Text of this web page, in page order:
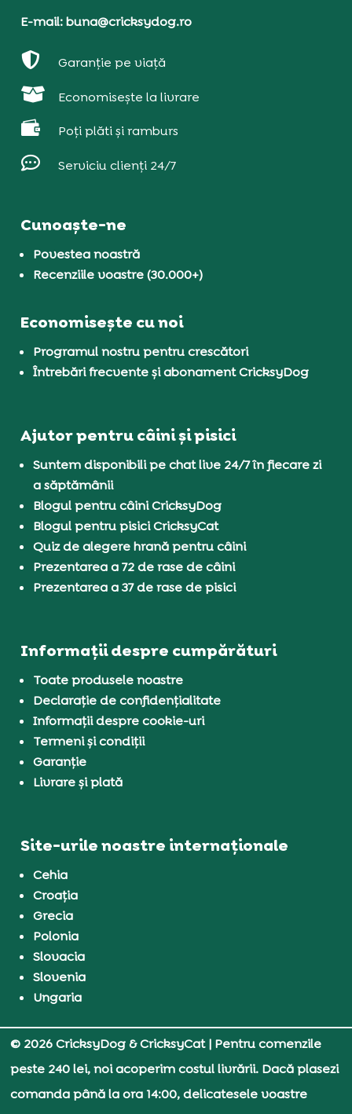
E-mail: buna@cricksydog.ro
 Garanție pe viață
 Economisește la livrare
 Poți plăti și ramburs
 Serviciu clienți 24/7
Cunoaște-ne
Povestea noastră
Recenziile voastre (30.000+)
Economisește cu noi
Programul nostru pentru crescători
Întrebări frecvente și abonament CricksyDog
Ajutor pentru câini și pisici
Suntem disponibili pe chat live 24/7 în fiecare zi
a săptămânii
Blogul pentru câini CricksyDog
Blogul pentru pisici CricksyCat
Quiz de alegere hrană pentru câini
Prezentarea a 72 de rase de câini
Prezentarea a 37 de rase de pisici
Informații despre cumpărături
Toate produsele noastre
Declarație de confidențialitate
Informații despre cookie-uri
Termeni și condiții
Garanție
Livrare și plată
Site-urile noastre internaționale
Cehia
Croația
Grecia
Polonia
Slovacia
Slovenia
Ungaria
© 2026 CricksyDog & CricksyCat| Pentru comenzile
peste 240 lei, noi acoperim costul livrării. Dacă plasezi
comanda până la ora 14:00, delicatesele voastre